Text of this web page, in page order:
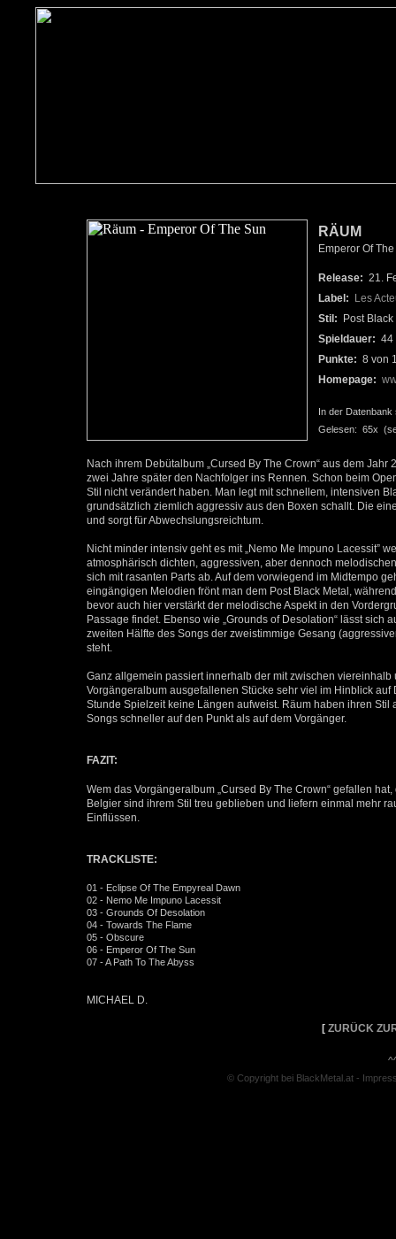
RÄUM
Emperor Of The
Release: 21.
Label:
Les
Stil: Post
Spieldauer: 44
Punkte: 8 von
Homepage:
In der Datenbank
Gelesen: 65x
Nach ihrem Debütalbum „Cursed By The Crown“ aus dem
zwei Jahre später den Nachfolger ins Rennen. Schon beim
Stil nicht verändert haben. Man legt mit schnellem, intensiven
grundsätzlich ziemlich aggressiv aus den Boxen schallt. Die
und sorgt für Abwechslungsreichtum.
Nicht minder intensiv geht es mit „Nemo Me Impuno Lacessit”
atmosphärisch dichten, aggressiven, aber dennoch
sich mit rasanten Parts ab. Auf dem vorwiegend im Midtempo
eingängigen Melodien frönt man dem Post Black Metal,
bevor auch hier verstärkt der melodische Aspekt in den
Passage findet. Ebenso wie „Grounds of Desolation“ lässt sich
zweiten Hälfte des Songs der zweistimmige Gesang
steht.
Ganz allgemein passiert innerhalb der mit zwischen
Vorgängeralbum ausgefallenen Stücke sehr viel im Hinblick
Stunde Spielzeit keine Längen aufweist. Räum haben ihren Stil
Songs schneller auf den Punkt als auf dem Vorgänger.
FAZIT:
Wem das Vorgängeralbum „Cursed By The Crown“ gefallen
Belgier sind ihrem Stil treu geblieben und liefern einmal mehr
Einflüssen.
TRACKLISTE:
01 - Eclipse Of The Empyreal Dawn
02 - Nemo Me Impuno Lacessit
03 - Grounds Of Desolation
04 - Towards The Flame
05 - Obscure
06 - Emperor Of The Sun
07 - A Path To The Abyss
MICHAEL D.
[ ZURÜCK
© Copyright bei BlackMetal.at -